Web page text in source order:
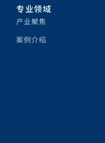
专业领域
产业聚焦
案例介绍